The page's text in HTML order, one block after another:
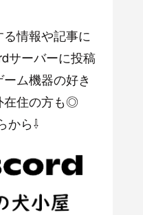
情報や記事に
サーバーに投稿
ム機器の好き
在住の方も◎
から⇩